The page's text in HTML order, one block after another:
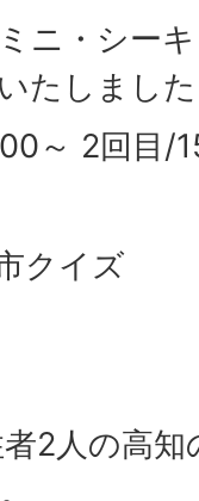
ニ・シー
たしました
～ 2回目/
クイズ
2人の高知